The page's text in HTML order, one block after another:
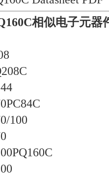
相似电子元器
100